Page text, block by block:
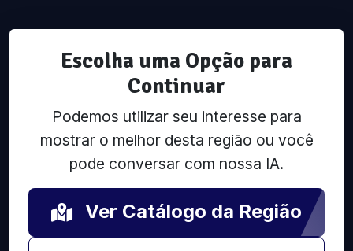
Escolha uma Opção para
Continuar
Podemos utilizar seu interesse para
mostrar o melhor desta região ou você
pode conversar com nossa IA.
Ver Catálogo da Região